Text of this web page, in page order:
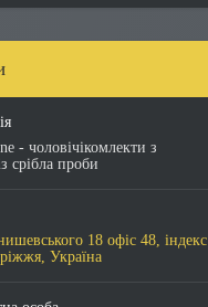
- чоловічікомлекти з
срібла проби
18 офіс 48, індекс
Україна